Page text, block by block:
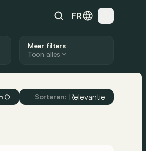
FR
Meer filters
Toon alles
Sorteren: Relevantie